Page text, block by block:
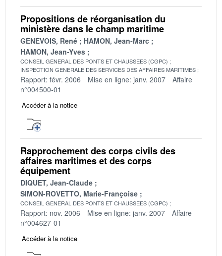
Propositions de réorganisation du
ministère dans le champ maritime
GENEVOIS, René
HAMON, Jean-Marc
HAMON, Jean-Yves
CONSEIL GENERAL DES PONTS ET CHAUSSEES (CGPC)
INSPECTION GENERALE DES SERVICES DES AFFAIRES MARITIMES
Rapport: févr. 2006 Mise en ligne: janv. 2007
Affaire
n°004500-01
Accéder à la notice
Rapprochement des corps civils des
affaires maritimes et des corps
équipement
DIQUET, Jean-Claude
SIMON-ROVETTO, Marie-Françoise
CONSEIL GENERAL DES PONTS ET CHAUSSEES (CGPC)
Rapport: nov. 2006 Mise en ligne: janv. 2007
Affaire
n°004627-01
Accéder à la notice